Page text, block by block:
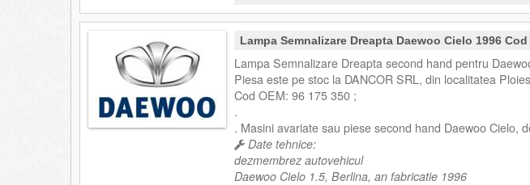
Lampa Semnalizare Dreapta Daewoo Cielo 1996
Lampa Semnalizare Dreapta second hand pentru
Piesa este pe stoc la DANCOR SRL, din localitatea
Cod OEM: 96 175 350 ;
.
. Masini avariate sau piese second hand Daewoo Cielo,
Date tehnice:
dezmembrez autovehicul
Daewoo Cielo 1.5, Berlina, an fabricatie 1996